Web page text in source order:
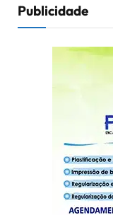
Publicidade